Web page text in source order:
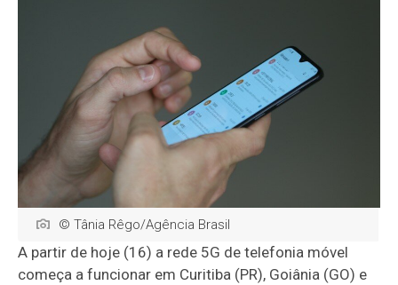
© Tânia Rêgo/Agência Brasil
A partir de hoje (16) a rede 5G de telefonia móvel
começa a funcionar em Curitiba (PR), Goiânia (GO) e